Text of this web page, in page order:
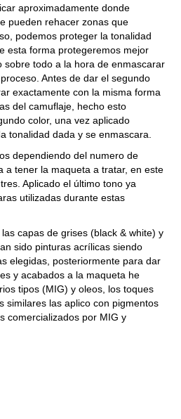
aproximadamente donde
pueden rehacer zonas que
podemos proteger la tonalidad
esta forma protegeremos mejor
sobre todo a la hora de enmascarar
Antes de dar el segundo
exactamente con la misma forma
del camuflaje, hecho esto
color, una vez aplicado
tonalidad dada y se enmascara.
dependiendo del numero de
a tener la maqueta a tratar, en este
Aplicado el último tono ya
utilizadas durante estas
capas de grises (black & white) y
sido pinturas acrílicas siendo
elegidas, posteriormente para dar
y acabados a la maqueta he
tipos (MIG) y oleos, los toques
similares las aplico con pigmentos
comercializados por MIG y